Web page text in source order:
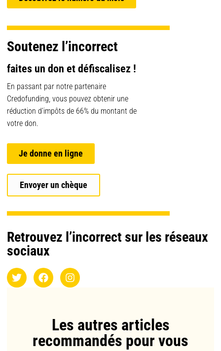
Soutenez l’incorrect
faites un don et défiscalisez !
En passant par notre partenaire
Credofunding, vous pouvez obtenir une
réduction d’impôts de 66% du montant de
votre don.
Je donne en ligne
Envoyer un chèque
Retrouvez l’incorrect sur les réseaux
sociaux
Les autres articles
recommandés pour vous​